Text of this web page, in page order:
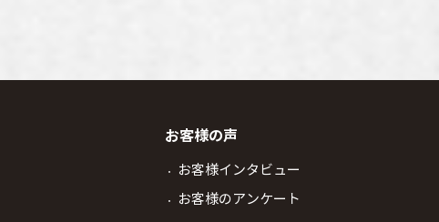
お客様の声
お客様インタビュー
お客様のアンケート